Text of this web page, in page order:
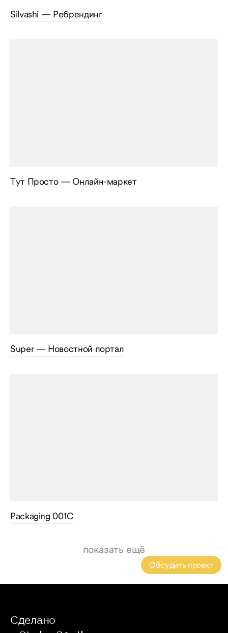
Silvashi — Ребрендинг
Тут Просто — Онлайн-маркет
Super — Новостной портал
Packaging 001С
показать ещё
Обсудить проект
Сделано